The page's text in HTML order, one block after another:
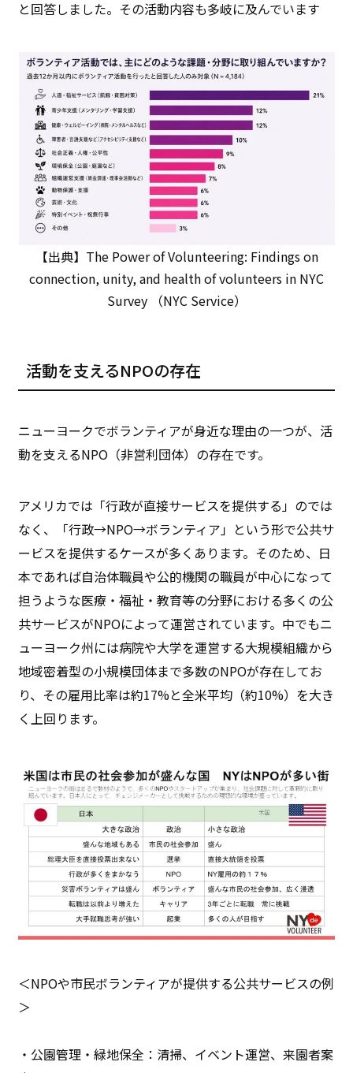
と回答しました。その活動内容も多岐に及んでいます
【出典】The Power of Volunteering: Findings on
connection, unity, and health of volunteers in NYC
Survey （NYC Service）
活動を支えるNPOの存在
ニューヨークでボランティアが身近な理由の一つが、活
動を支えるNPO（非営利団体）の存在です。
アメリカでは「行政が直接サービスを提供する」のでは
なく、「行政→NPO→ボランティア」という形で公共サ
ービスを提供するケースが多くあります。そのため、日
本であれば自治体職員や公的機関の職員が中心になって
担うような医療・福祉・教育等の分野における多くの公
共サービスがNPOによって運営されています。中でもニ
ューヨーク州には病院や大学を運営する大規模組織から
地域密着型の小規模団体まで多数のNPOが存在してお
り、その雇用比率は約17%と全米平均（約10%）を大き
く上回ります。
＜NPOや市民ボランティアが提供する公共サービスの例
＞
・公園管理・緑地保全：清掃、イベント運営、来園者案